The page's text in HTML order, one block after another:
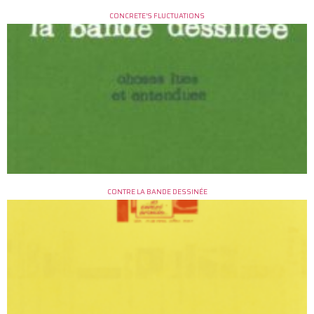
CONCRETE’S FLUCTUATIONS
CONTRE LA BANDE DESSINÉE